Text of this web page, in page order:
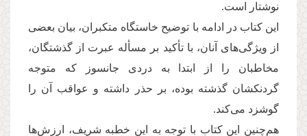
نوشتار است.
این کتاب در ادامه با توضیح خاستگاه متکبران، بیان بعضی
از ویژگی‌های آنان، با تأکید بر مسأله عبرت از گذشتگان،
مخاطبان را از ابتدا به دردی جانسوز که متوجه
گردنکشان گذشته بوده، بر حذر داشته و عواقب آن را
گوشزد می‌کند.
هم‌چنین این کتاب با توجه به این خطبه شریف، ارزش‌ها